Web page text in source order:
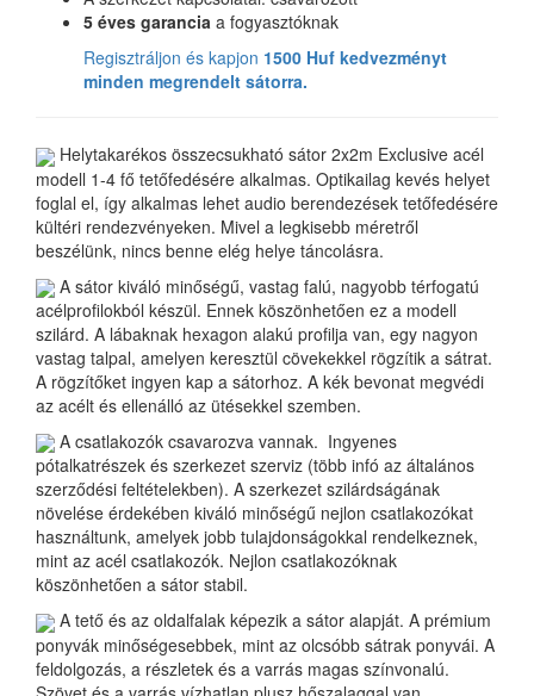
5 éves garancia a fogyasztóknak
Regisztráljon és kapjon 1500 Huf kedvezményt
minden megrendelt sátorra.
Helytakarékos összecsukható sátor 2x2m Exclusive acél
modell 1-4 fő tetőfedésére alkalmas. Optikailag kevés helyet
foglal el, így alkalmas lehet audio berendezések tetőfedésére
kültéri rendezvényeken. Mivel a legkisebb méretről
beszélünk, nincs benne elég helye táncolásra.
A sátor kiváló minőségű, vastag falú, nagyobb térfogatú
acélprofilokból készül. Ennek köszönhetően ez a modell
szilárd. A lábaknak hexagon alakú profilja van, egy nagyon
vastag talpal, amelyen keresztül cövekekkel rögzítik a sátrat.
A rögzítőket ingyen kap a sátorhoz. A kék bevonat megvédi
az acélt és ellenálló az ütésekkel szemben.
A csatlakozók csavarozva vannak. Ingyenes
pótalkatrészek és szerkezet szerviz (több infó az általános
szerződési feltételekben). A szerkezet szilárdságának
növelése érdekében kiváló minőségű nejlon csatlakozókat
használtunk, amelyek jobb tulajdonságokkal rendelkeznek,
mint az acél csatlakozók. Nejlon csatlakozóknak
köszönhetően a sátor stabil.
A tető és az oldalfalak képezik a sátor alapját. A prémium
ponyvák minőségesebbek, mint az olcsóbb sátrak ponyvái. A
feldolgozás, a részletek és a varrás magas színvonalú.